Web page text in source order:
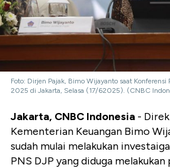
Foto: Dirjen Pajak, Bimo Wijayanto saat Konferensi
2025 di Jakarta, Selasa (17/62025). (CNBC
Jakarta, CNBC Indonesia -
Kementerian Keuangan Bimo
sudah mulai melakukan
PNS DJP yang diduga melakukan